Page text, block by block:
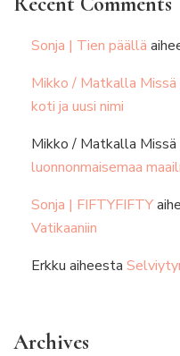
Sonja | Tien päällä
Mikko / Matkalla Missä
koti ja uusi nimi
Mikko / Matkalla Missä
luonnonmaisemaa
Sonja | FIFTYFIFTY
Vatikaaniin
Erkku aiheesta
Archives